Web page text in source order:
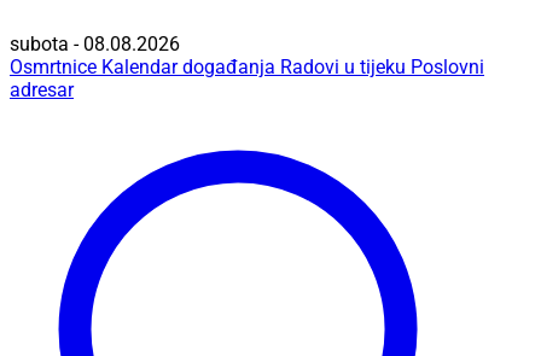
subota - 08.08.2026
Osmrtnice Kalendar događanja Radovi u tijeku Poslovni
adresar